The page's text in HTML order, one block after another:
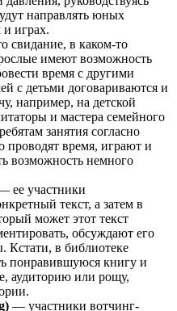
направлять юных
и играх.
свидание, в каком-то
имеют возможность
время с другими
с детьми договариваются и
например, на детской
и мастера семейного
занятия согласно
проводят время, играют и
возможность немного
ее участники
текст, а затем в
может этот текст
обсуждают его
Кстати, в библиотеке
понравившуюся книгу и
аудиторию или рощу,
— участники вотчинг-